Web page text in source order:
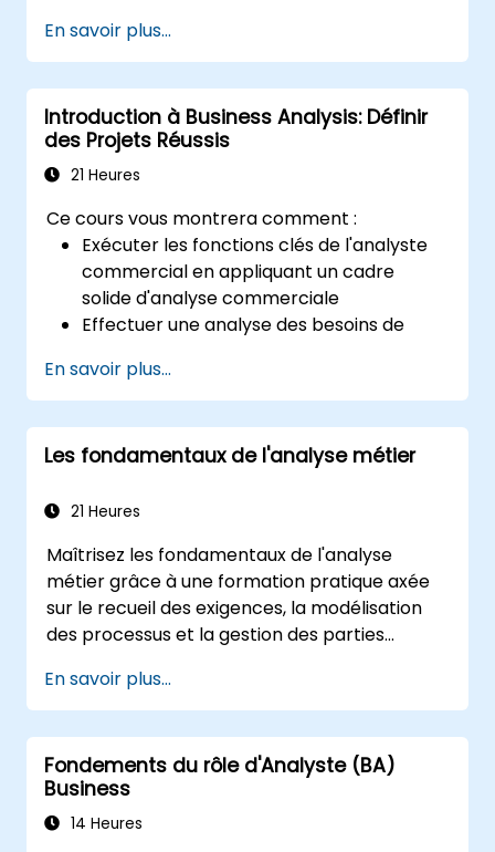
approbation de la candidature fondée sur le
parcours académique et l'expérience
professionnelle.
En savoir plus...
Introduction à Business Analysis: Définir
des Projets Réussis
21 Heures
Ce cours vous montrera comment :
Exécuter les fonctions clés de l'analyste
commercial en appliquant un cadre
solide d'analyse commerciale
Effectuer une analyse des besoins de
des parties prenantes
Appliquer les techniques d'analyse pour
identifier les problèmes clés et les
opportunités potentielles dans votre
Créer des exigences et des plans de
Analyser et spécifier les exigences en
utilisant les meilleures pratiques de
l'industrie
gérer l'évaluation et la validation des
solutions
En savoir plus...
Les fondamentaux de l'analyse métier
21 Heures
Maîtrisez les fondamentaux de l'analyse
métier grâce à une formation pratique axée
sur le recueil des exigences, la modélisation
des processus et la gestion des parties
herbe et les analystes juniors, cette formation
délivre les compétences clés de l'analyse
métier, les cadres méthodologiques
Agile/SDLC et des études de cas concrètes.
Favorisez la réussite des projets et délivrez
une valeur métier mesurable. Faites évoluer
En savoir plus...
Fondements du rôle d'Analyste (BA)
Business
14 Heures